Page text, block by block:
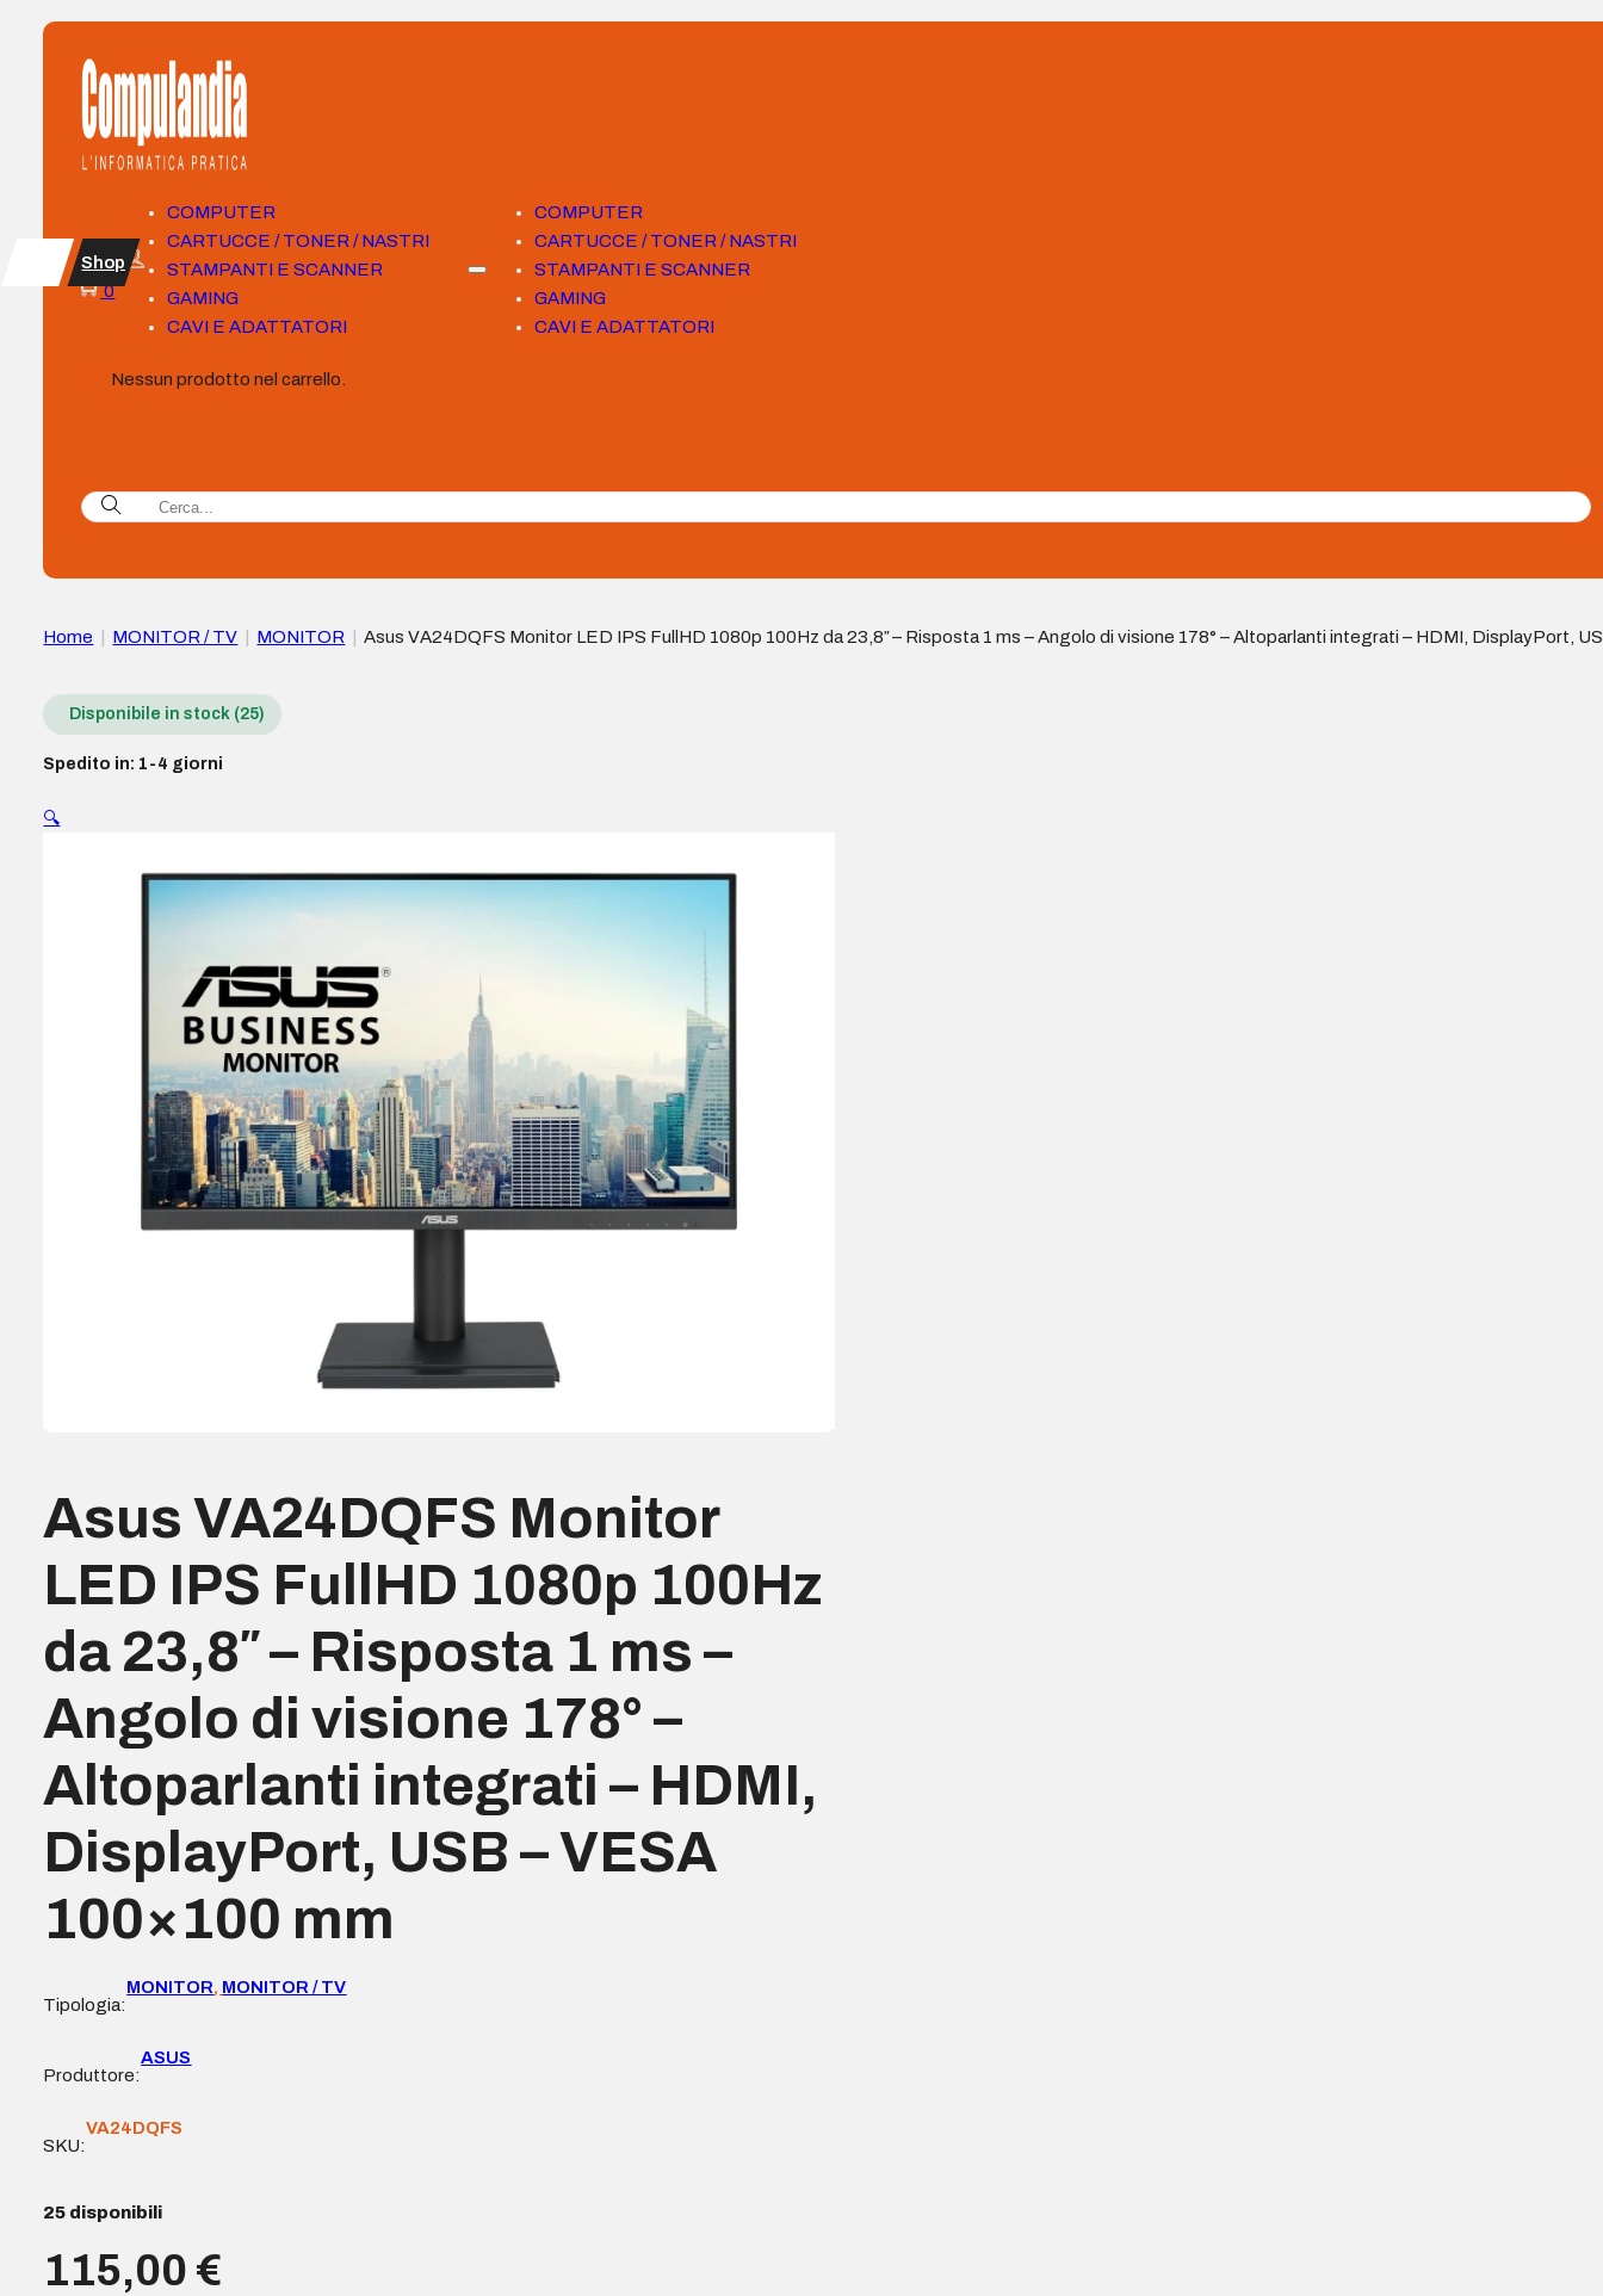
COMPUTER
CARTUCCE / TONER / NASTRI
STAMPANTI E SCANNER
GAMING
CAVI E ADATTATORI
COMPUTER
CARTUCCE / TONER / NASTRI
STAMPANTI E SCANNER
GAMING
CAVI E ADATTATORI
Shop
0
Nessun prodotto nel carrello.
Home MONITOR / TV MONITOR
Asus VA24DQFS Monitor LED IPS FullHD 1080p 100Hz da 23,8″ – Risposta 1 ms – Angolo di visione 178° – Altoparlanti integrati – HDMI, DisplayPort,
Disponibile in stock (25)
Spedito in: 1-4 giorni
🔍
Asus VA24DQFS Monitor
LED IPS FullHD 1080p 100Hz
da 23,8″ – Risposta 1 ms –
Angolo di visione 178° –
Altoparlanti integrati – HDMI,
DisplayPort, USB – VESA
100×100 mm
Tipologia:
MONITOR, MONITOR / TV
Produttore:
ASUS
SKU:
VA24DQFS
25 disponibili
115,00 €